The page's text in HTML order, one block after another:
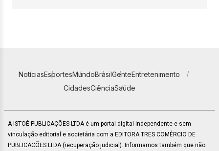
NotíciasEsportesMundoBrasilGenteEntretenimento
CidadesCiênciaSaúde
A ISTOÉ PUBLICAÇÕES LTDA é um portal digital independente e sem
vinculação editorial e societária com a EDITORA TRES COMÉRCIO DE
PUBLICACÕES LTDA (recuperação judicial). Informamos também que não